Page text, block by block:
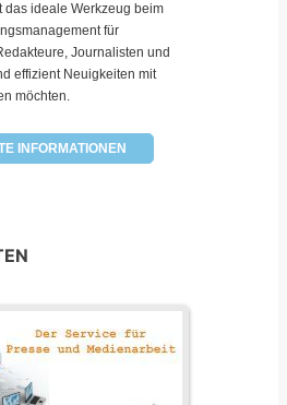
das ideale Werkzeug beim
für
Journalisten und
effizient Neuigkeiten mit
möchten.
INFORMATIONEN